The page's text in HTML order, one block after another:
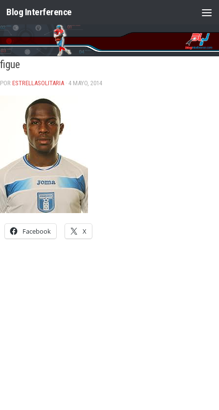
Saltar al contenido
Blog Interference
figue
POR ESTRELLASOLITARIA · 4 MAYO, 2014
Facebook X